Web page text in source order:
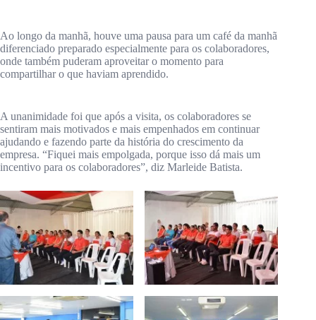
Ao longo da manhã, houve uma pausa para um café da manhã
diferenciado preparado especialmente para os colaboradores,
onde também puderam aproveitar o momento para
compartilhar o que haviam aprendido.
A unanimidade foi que após a visita, os colaboradores se
sentiram mais motivados e mais empenhados em continuar
ajudando e fazendo parte da história do crescimento da
empresa. “Fiquei mais empolgada, porque isso dá mais um
incentivo para os colaboradores”, diz Marleide Batista.